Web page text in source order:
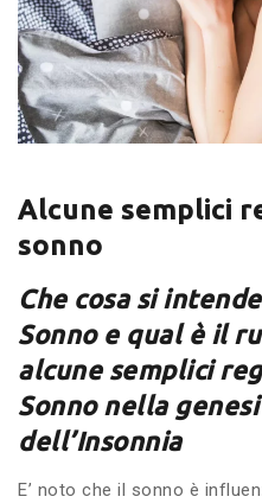
Alcune semplici
sonno
Che cosa si
Sonno e qual è il
alcune semplici
Sonno nella
dell’Insonnia
E’ noto che il sonno è